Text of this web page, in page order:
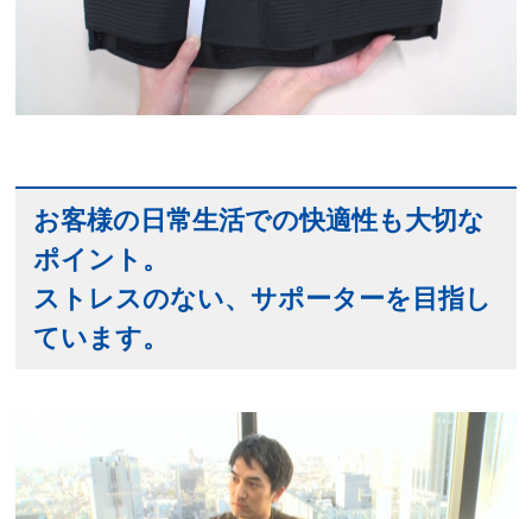
お客様の日常生活での快適性も大切な
ポイント。
ストレスのない、サポーターを目指し
ています。